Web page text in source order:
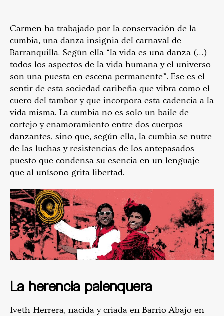
Carmen ha trabajado por la conservación de la
cumbia, una danza insignia del carnaval de
Barranquilla. Según ella “la vida es una danza (…)
todos los aspectos de la vida humana y el universo
son una puesta en escena permanente”. Ese es el
sentir de esta sociedad caribeña que vibra como el
cuero del tambor y que incorpora esta cadencia a la
vida misma. La cumbia no es solo un baile de
cortejo y enamoramiento entre dos cuerpos
danzantes, sino que, según ella, la cumbia se nutre
de las luchas y resistencias de los antepasados
puesto que condensa su esencia en un lenguaje
que al unísono grita libertad.
La herencia palenquera
Iveth Herrera, nacida y criada en Barrio Abajo en